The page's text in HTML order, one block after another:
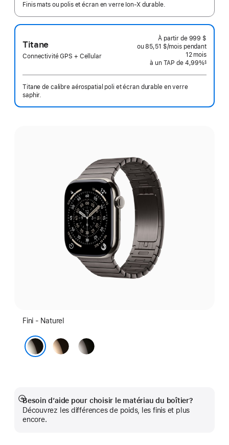
Finis mats ou polis et écran en verre Ion-X durable.
Titane
Connectivité GPS + Cellular
À partir de 999 $
ou 85,51 $/mois par
mois
pendant
12 mois
à un TAP de 4,99%§
Titane de calibre aérospatial poli et écran durable en verre
saphir.
Fini - Naturel
Or Ardoise
Besoin d’aide pour choisir le matériau du boîtier?
Découvrez les différences de poids, les finis et plus
encore.
En
montrer
plus